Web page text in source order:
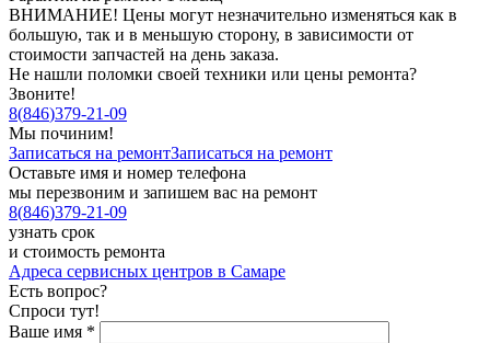
ВНИМАНИЕ! Цены могут незначительно изменяться как в
большую, так и в меньшую сторону, в зависимости от
стоимости запчастей на день заказа.
Не нашли поломки своей техники или цены ремонта?
Звоните!
8(846)379-21-09
Мы починим!
Записаться на ремонтЗаписаться на ремонт
Оставьте имя и номер телефона
мы перезвоним и запишем вас на ремонт
8(846)379-21-09
узнать срок
и стоимость ремонта
Адреса сервисных центров в Самаре
Есть вопрос?
Спроси тут!
Ваше имя *